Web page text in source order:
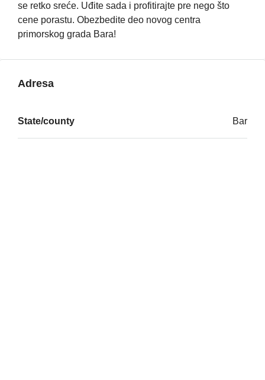
se retko sreće. Uđite sada i profitirajte pre nego što
cene porastu. Obezbedite deo novog centra
primorskog grada Bara!
Adresa
State/county Bar